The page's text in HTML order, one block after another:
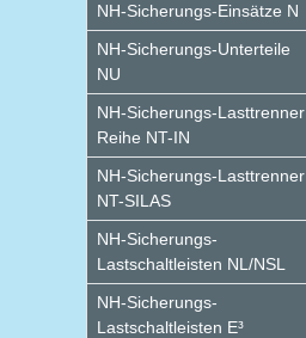
NH-Sicherungs-Einsätze N
NH-Sicherungs-Unterteile
NU
NH-Sicherungs-Lasttrenner
Reihe NT-IN
NH-Sicherungs-Lasttrenner
NT-SILAS
NH-Sicherungs-
Lastschaltleisten NL/NSL
NH-Sicherungs-
Lastschaltleisten E³